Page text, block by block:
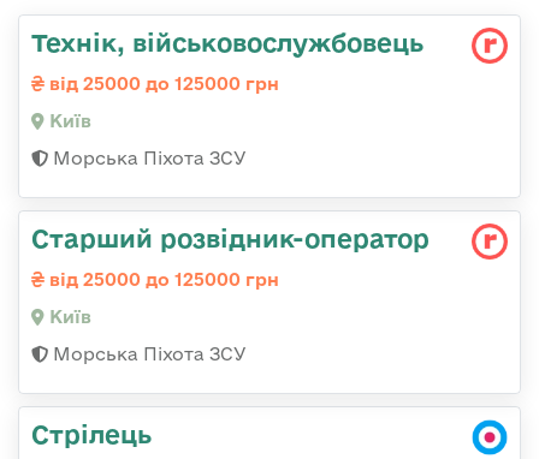
Технік, військовослужбовець
від 25000 до 125000 грн
Київ
Морська Піхота ЗСУ
Стаpший pозвідник-опеpатоp
від 25000 до 125000 грн
Київ
Морська Піхота ЗСУ
Стрілець